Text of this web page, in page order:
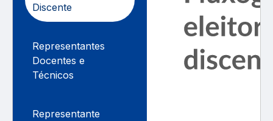
Discente
Representantes
Docentes e
Técnicos
Representante